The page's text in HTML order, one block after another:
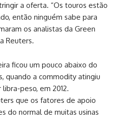
a oferta. “Os touros estão
então ninguém sabe para
os analistas da Green
Reuters.
ficou um pouco abaixo do
quando a commodity atingiu
peso, em 2012.
que os fatores de apoio
do normal de muitas usinas